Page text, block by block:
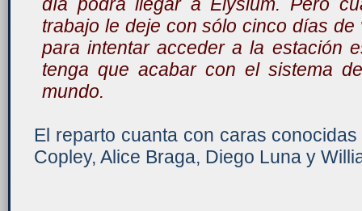
trabajo le deje con sólo cinco días
para intentar acceder a la estación
tenga que acabar con el sistema
mundo.
El reparto cuanta con caras
Copley, Alice Braga, Diego Luna y